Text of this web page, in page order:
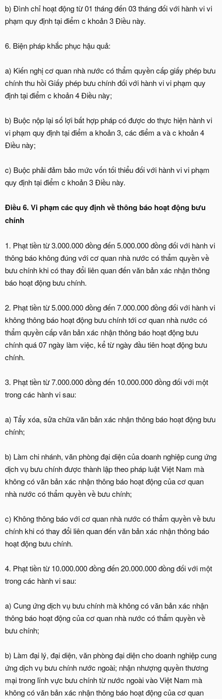
b) Đình chỉ hoạt động từ 01 tháng đến 03 tháng đối với hành vi vi
phạm quy định tại điểm c khoản 3 Điều này.
6. Biện pháp khắc phục hậu quả:
a) Kiến nghị cơ quan nhà nước có thẩm quyền cấp giấy phép bưu
chính thu hồi Giấy phép bưu chính đối với hành vi vi phạm quy
định tại điểm c khoản 4 Điều này;
b) Buộc nộp lại số lợi bất hợp pháp có được do thực hiện hành vi
vi phạm quy định tại điểm a khoản 3, các điểm a và c khoản 4
Điều này;
c) Buộc phải đảm bảo mức vốn tối thiểu đối với hành vi vi phạm
quy định tại điểm c khoản 3 Điều này.
Điều 6. Vi phạm các quy định về thông báo hoạt động bưu
chính
1. Phạt tiền từ 3.000.000 đồng đến 5.000.000 đồng đối với hành vi
thông báo không đúng với cơ quan nhà nước có thẩm quyền về
bưu chính khi có thay đổi liên quan đến văn bản xác nhận thông
báo hoạt động bưu chính.
2. Phạt tiền từ 5.000.000 đồng đến 7.000.000 đồng đối với hành vi
không thông báo hoạt động bưu chính tới cơ quan nhà nước có
thẩm quyền cấp văn bản xác nhận thông báo hoạt động bưu
chính quá 07 ngày làm việc, kể từ ngày đầu tiên hoạt động bưu
chính.
3. Phạt tiền từ 7.000.000 đồng đến 10.000.000 đồng đối với một
trong các hành vi sau:
a) Tẩy xóa, sửa chữa văn bản xác nhận thông báo hoạt động bưu
chính;
b) Làm chi nhánh, văn phòng đại diện của doanh nghiệp cung ứng
dịch vụ bưu chính được thành lập theo pháp luật Việt Nam mà
không có văn bản xác nhận thông báo hoạt động của cơ quan
nhà nước có thẩm quyền về bưu chính;
c) Không thông báo với cơ quan nhà nước có thẩm quyền về bưu
chính khi có thay đổi liên quan đến văn bản xác nhận thông báo
hoạt động bưu chính.
4. Phạt tiền từ 10.000.000 đồng đến 20.000.000 đồng đối với một
trong các hành vi sau:
a) Cung ứng dịch vụ bưu chính mà không có văn bản xác nhận
thông báo hoạt động của cơ quan nhà nước có thẩm quyền về
bưu chính;
b) Làm đại lý, đại diện, văn phòng đại diện cho doanh nghiệp cung
ứng dịch vụ bưu chính nước ngoài; nhận nhượng quyền thương
mại trong lĩnh vực bưu chính từ nước ngoài vào Việt Nam mà
không có văn bản xác nhận thông báo hoạt động của cơ quan